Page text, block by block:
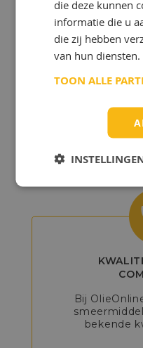
Onze experts
van de beste
maximale uit
Bij
bekende
die deze kunnen
informatie die u
die zij hebben
van hun diensten.
TOON ALLE